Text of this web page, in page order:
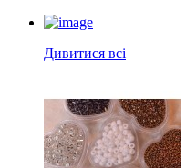
Дивитися всі